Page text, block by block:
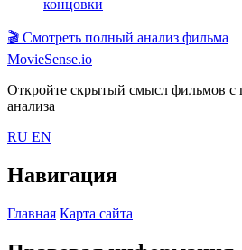
концовки
🎬 Смотреть полный анализ фильма
MovieSense.io
Откройте скрытый смысл фильмов с
анализа
RU EN
Навигация
Главная Карта сайта